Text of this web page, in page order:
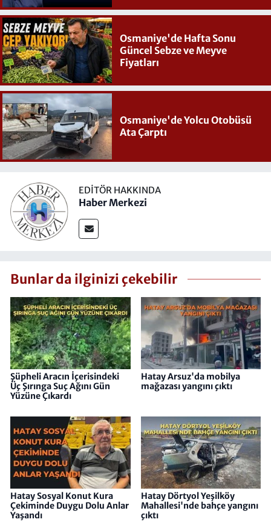
Osmaniye'de Hafta Sonu
Güncel Sebze ve Meyve
Fiyatları
Osmaniye'de Yolcu Otobüsü
Ata Çarptı
EDITÖR HAKKINDA
Haber Merkezi
Bunlar da ilginizi çekebilir
Şüpheli Aracın İçerisindeki
Üç Şırınga Suç Ağını Gün
Yüzüne Çıkardı
Hatay Arsuz'da mobilya
mağazası yangını çıktı
Hatay Sosyal Konut Kura
Çekiminde Duygu Dolu Anlar
Yaşandı
Hatay Dörtyol Yeşilköy
Mahallesi'nde bahçe yangını
çıktı